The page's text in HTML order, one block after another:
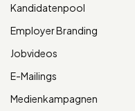
Kandidatenpool
Employer Branding
Jobvideos
E-Mailings
Medienkampagnen